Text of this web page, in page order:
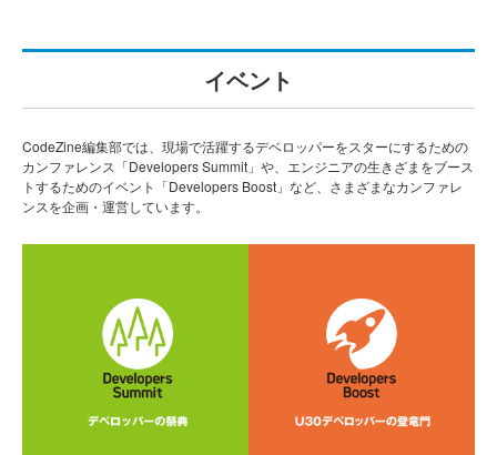
イベント
CodeZine編集部では、現場で活躍するデベロッパーをスターにするための
カンファレンス「Developers Summit」や、エンジニアの生きざまをブース
トするためのイベント「Developers Boost」など、さまざまなカンファレ
ンスを企画・運営しています。